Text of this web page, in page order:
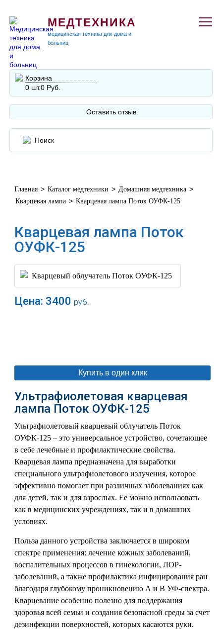
МЕДТЕХНИКА
медицинская техника для дома и
больниц
Корзина
0 шт.0 Руб.
Оставить отзыв
Главная > Каталог медтехники > Домашняя медтехника >
Кварцевая лампа > Кварцевая лампа Поток ОУФК-125
Кварцевая лампа Поток
ОУФК-125
Цена: 3400 руб.
Купить в один клик
Ультрафиолетовая кварцевая
лампа Поток ОУФК-125
Ультрафиолетовый кварцевый облучатель Поток
ОУФК-125 – это универсальное устройство, сочетающее
в себе лечебные и профилактические свойства.
Кварцевая лампа предназначена для выработки
специального ультрафиолетового излучения, которое
эффективно помогает при различных заболеваниях как
для детей, так и для взрослых. Ее можно использовать
как в медицинских учреждениях, так и в домашних
условиях.
Польза данного устройства заключается в широком
спектре применения: лечение кожных заболеваний,
воспалительных процессов в гинекологии, ЛОР-
заболеваний, а также профилактика инфицирования ран
благодаря глубокому проникновению А и В УФ-спектра.
Кварцевание особенно полезно для поддержания
здоровья всей семьи и создания безопасной среды за счет
дезинфекции поверхностей, которых касаются руки.